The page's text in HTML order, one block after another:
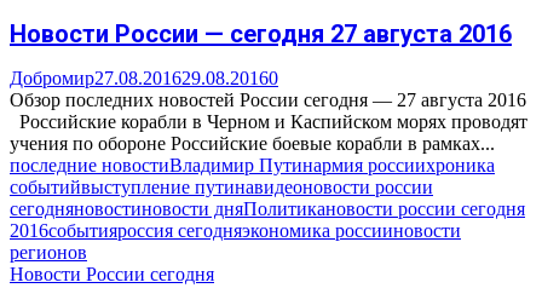
Новости России — сегодня 27 августа 2016
Добромир27.08.201629.08.20160
Обзор последних новостей России сегодня — 27 августа 2016
Российские корабли в Черном и Каспийском морях проводят
учения по обороне Российские боевые корабли в рамках...
последние новостиВладимир Путинармия россиихроника
событийвыступление путинавидеоновости россии
сегодняновостиновости дняПолитикановости россии сегодня
2016событияроссия сегодняэкономика россииновости
регионов
Новости России сегодня